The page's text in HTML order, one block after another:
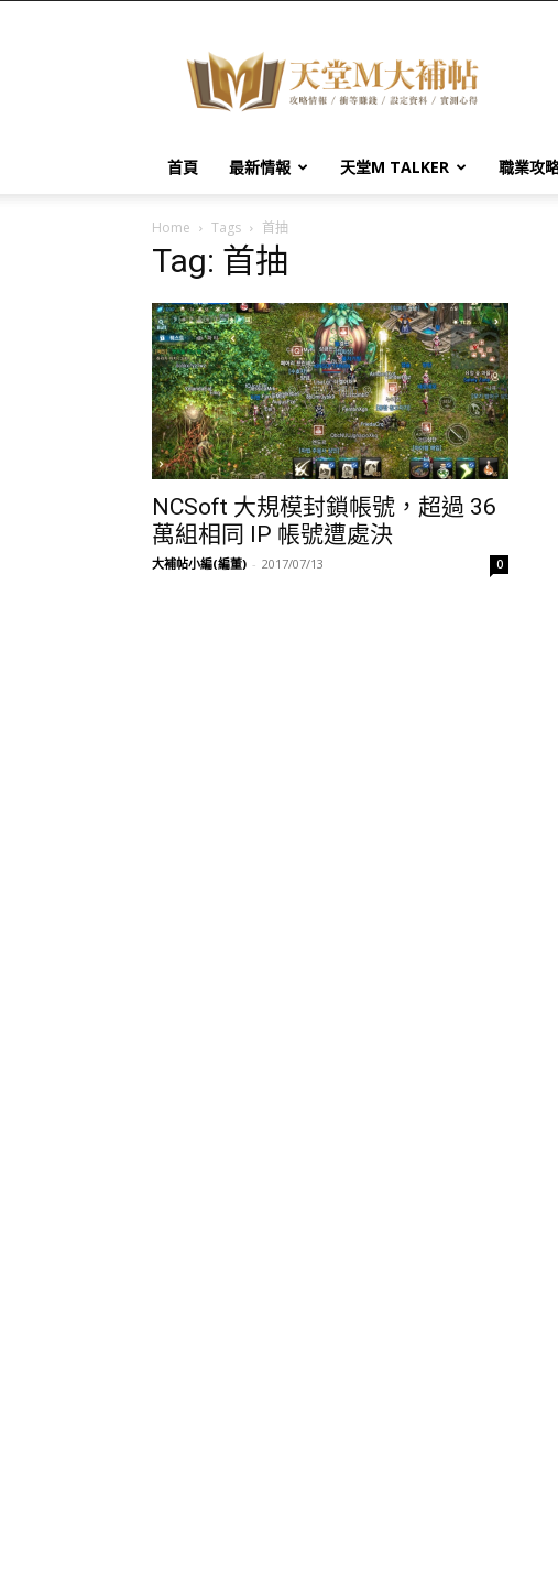
堂
M
大
帖
首頁 最新情報 天堂M TALKER 職業攻
Home Tags 首抽
Tag: 首抽
NCSoft 大規模封鎖帳號，超過 36
萬組相同 IP 帳號遭處決
大補帖小編(編董) - 2017/07/13 0